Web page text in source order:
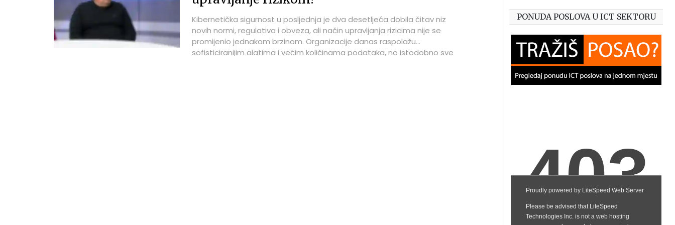
Kibernetička sigurnost u posljednja je dva desetljeća dobila čitav niz
novih normi, regulativa i obveza, ali način upravljanja rizicima nije se
promijenio jednakom brzinom. Organizacije danas raspolažu
sofisticiranijim alatima i većim količinama podataka, no istodobno sve
PONUDA POSLOVA U ICT SEKTORU